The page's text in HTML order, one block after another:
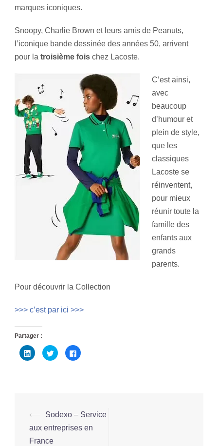
marques iconiques.
Snoopy, Charlie Brown et leurs amis de Peanuts,
l’iconique bande dessinée des années 50, arrivent
pour la troisième fois chez Lacoste.
C’est ainsi,
avec
beaucoup
d’humour et
plein de style,
que les
classiques
Lacoste se
réinventent,
pour mieux
réunir toute la
famille des
enfants aux
grands
parents.
Pour découvrir la Collection
>>> c’est par ici >>>
Partager :
Cliquez
pour
partager
Cliquez
pour
partager
Cliquez
pour
Navigation
d’article
⟵
Sodexo – Service
aux entreprises en
France